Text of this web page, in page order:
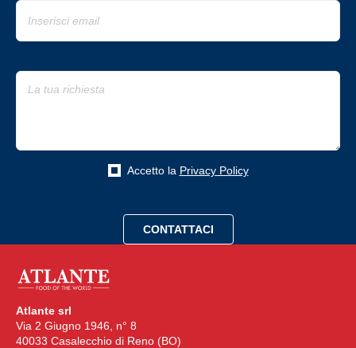
Accetto la Privacy Policy
Atlante srl
Via 2 Giugno 1946, n° 8
40033 Casalecchio di Reno (BO)